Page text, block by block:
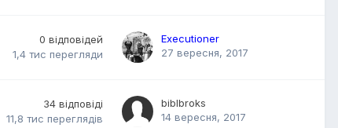
0 відповідей
1,4 тис перегляди
Executioner
27 вересня, 2017
34 відповіді
11,8 тис переглядів
biblbroks
14 вересня, 2017